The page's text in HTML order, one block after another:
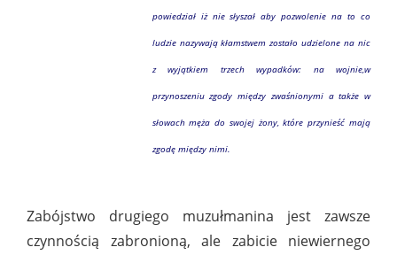
powiedział iż nie słyszał aby pozwolenie na to co
ludzie nazywają kłamstwem zostało udzielone na nic
z wyjątkiem trzech wypadków: na wojnie,w
przynoszeniu zgody między zwaśnionymi a także w
słowach męża do swojej żony, które przynieść mają
zgodę między nimi.
Zabójstwo drugiego muzułmanina jest zawsze
czynnością zabronioną, ale zabicie niewiernego